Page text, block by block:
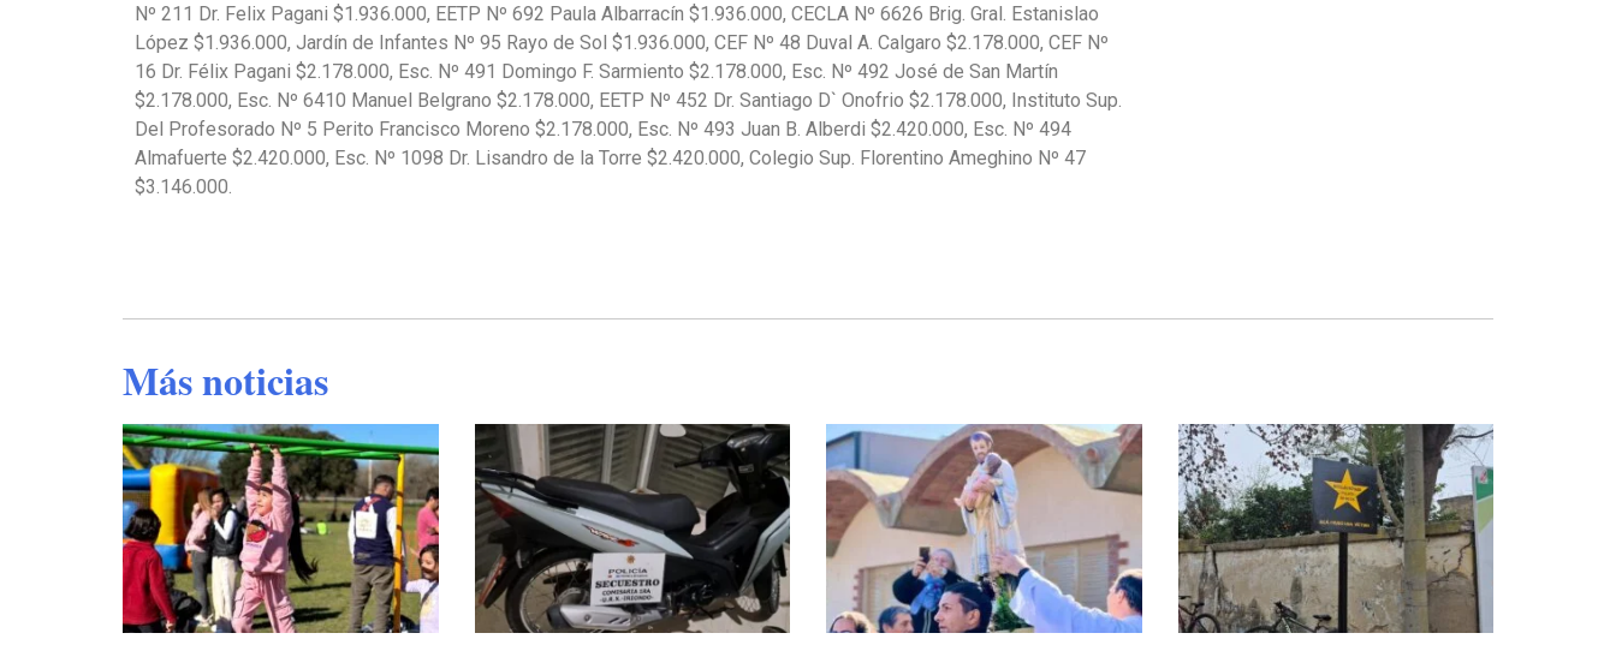
Nº 211 Dr. Felix Pagani $1.936.000, EETP Nº 692 Paula Albarracín $1.936.000, CECLA Nº 6626 Brig. Gral. Estanislao
López $1.936.000, Jardín de Infantes Nº 95 Rayo de Sol $1.936.000, CEF Nº 48 Duval A. Calgaro $2.178.000, CEF Nº
16 Dr. Félix Pagani $2.178.000, Esc. Nº 491 Domingo F. Sarmiento $2.178.000, Esc. Nº 492 José de San Martín
$2.178.000, Esc. Nº 6410 Manuel Belgrano $2.178.000, EETP Nº 452 Dr. Santiago D` Onofrio $2.178.000, Instituto Sup.
Del Profesorado Nº 5 Perito Francisco Moreno $2.178.000, Esc. Nº 493 Juan B. Alberdi $2.420.000, Esc. Nº 494
Almafuerte $2.420.000, Esc. Nº 1098 Dr. Lisandro de la Torre $2.420.000, Colegio Sup. Florentino Ameghino Nº 47
$3.146.000.
Más noticias